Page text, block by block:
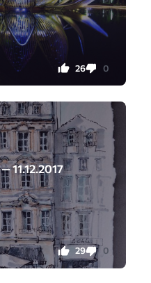
26 0
11.12.2017
29 0